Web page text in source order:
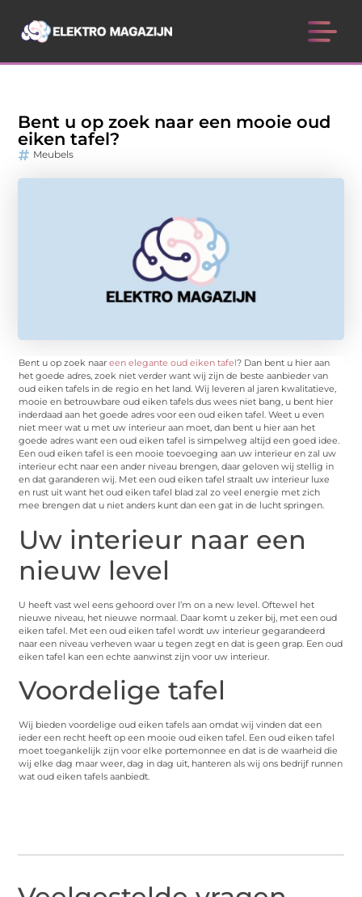
Bent u op zoek naar een mooie oud
eiken tafel?
Meubels
Bent u op zoek naar een elegante oud eiken tafel? Dan bent u hier aan
het goede adres, zoek niet verder want wij zijn de beste aanbieder van
oud eiken tafels in de regio en het land. Wij leveren al jaren kwalitatieve,
mooie en betrouwbare oud eiken tafels dus wees niet bang, u bent hier
inderdaad aan het goede adres voor een oud eiken tafel. Weet u even
niet meer wat u met uw interieur aan moet, dan bent u hier aan het
goede adres want een oud eiken tafel is simpelweg altijd een goed idee.
Een oud eiken tafel is een mooie toevoeging aan uw interieur en zal uw
interieur echt naar een ander niveau brengen, daar geloven wij stellig in
en dat garanderen wij. Met een oud eiken tafel straalt uw interieur luxe
en rust uit want het oud eiken tafel blad zal zo veel energie met zich
mee brengen dat u niet anders kunt dan een gat in de lucht springen.
Uw interieur naar een
nieuw level
U heeft vast wel eens gehoord over I’m on a new level. Oftewel het
nieuwe niveau, het nieuwe normaal. Daar komt u zeker bij, met een oud
eiken tafel. Met een oud eiken tafel wordt uw interieur gegarandeerd
naar een niveau verheven waar u tegen zegt en dat is geen grap. Een oud
eiken tafel kan een echte aanwinst zijn voor uw interieur.
Voordelige tafel
Wij bieden voordelige oud eiken tafels aan omdat wij vinden dat een
ieder een recht heeft op een mooie oud eiken tafel. Een oud eiken tafel
moet toegankelijk zijn voor elke portemonnee en dat is de waarheid die
wij elke dag maar weer, dag in dag uit, hanteren als wij ons bedrijf runnen
wat oud eiken tafels aanbiedt.